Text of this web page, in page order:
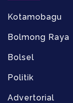
Kotamobagu
Bolmong Raya
Bolsel
Politik
Advertorial